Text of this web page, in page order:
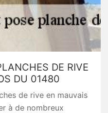
DE RIVE
DU 01480
de rive en mauvais
à de nombreux